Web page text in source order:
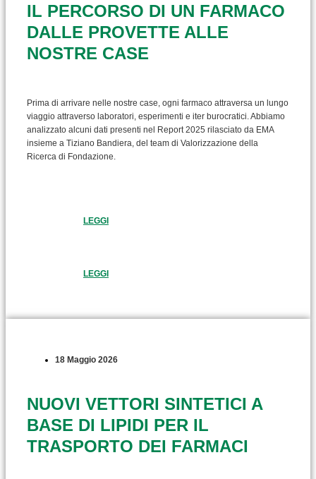
IL PERCORSO DI UN FARMACO
DALLE PROVETTE ALLE
NOSTRE CASE
Prima di arrivare nelle nostre case, ogni farmaco attraversa un lungo
viaggio attraverso laboratori, esperimenti e iter burocratici. Abbiamo
analizzato alcuni dati presenti nel Report 2025 rilasciato da EMA
insieme a Tiziano Bandiera, del team di Valorizzazione della
Ricerca di Fondazione.
LEGGI
LEGGI
18 Maggio 2026
NUOVI VETTORI SINTETICI A
BASE DI LIPIDI PER IL
TRASPORTO DEI FARMACI